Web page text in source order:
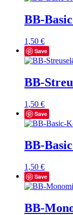
BB-
1,50 €
Save
BB-
1,50 €
Save
BB-
1,50 €
Save
BB-